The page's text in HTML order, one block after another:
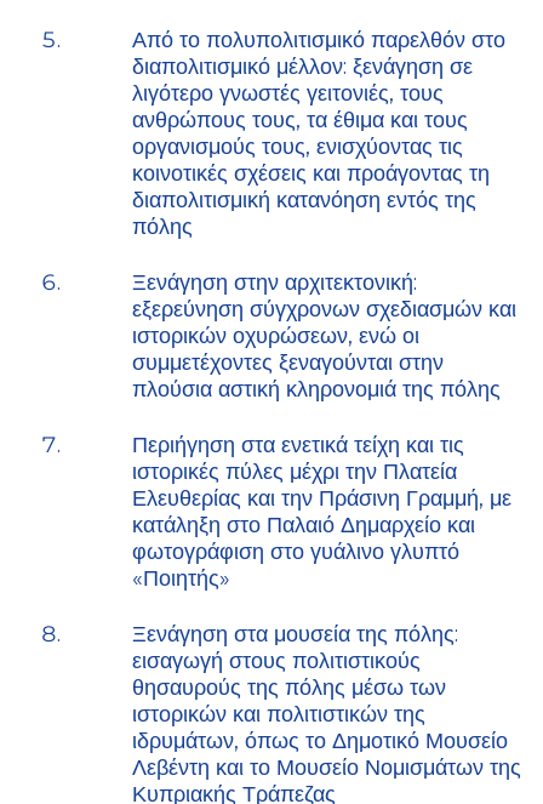
Από το πολυπολιτισμικό παρελθόν στο
διαπολιτισμικό μέλλον: ξενάγηση σε
λιγότερο γνωστές γειτονιές, τους
ανθρώπους τους, τα έθιμα και τους
οργανισμούς τους, ενισχύοντας τις
κοινοτικές σχέσεις και προάγοντας τη
διαπολιτισμική κατανόηση εντός της
πόλης
Ξενάγηση στην αρχιτεκτονική:
εξερεύνηση σύγχρονων σχεδιασμών και
ιστορικών οχυρώσεων, ενώ οι
συμμετέχοντες ξεναγούνται στην
πλούσια αστική κληρονομιά της πόλης
Περιήγηση στα ενετικά τείχη και τις
ιστορικές πύλες μέχρι την Πλατεία
Ελευθερίας και την Πράσινη Γραμμή, με
κατάληξη στο Παλαιό Δημαρχείο και
φωτογράφιση στο γυάλινο γλυπτό
«Ποιητής»
Ξενάγηση στα μουσεία της πόλης:
εισαγωγή στους πολιτιστικούς
θησαυρούς της πόλης μέσω των
ιστορικών και πολιτιστικών της
ιδρυμάτων, όπως το Δημοτικό Μουσείο
Λεβέντη και το Μουσείο Νομισμάτων της
Κυπριακής Τράπεζας